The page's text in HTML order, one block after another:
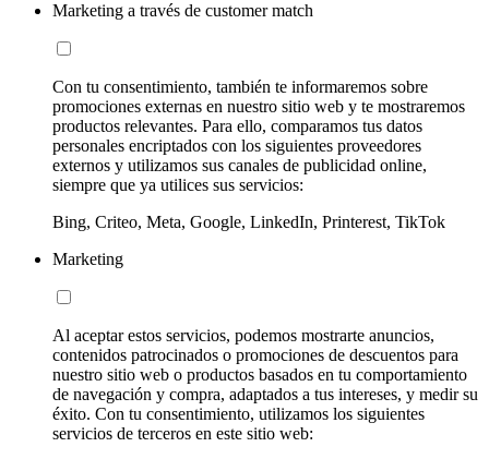
Marketing a través de customer match
Con tu consentimiento, también te informaremos sobre
promociones externas en nuestro sitio web y te mostraremos
productos relevantes. Para ello, comparamos tus datos
personales encriptados con los siguientes proveedores
externos y utilizamos sus canales de publicidad online,
siempre que ya utilices sus servicios:
Bing, Criteo, Meta, Google, LinkedIn, Printerest, TikTok
Marketing
Al aceptar estos servicios, podemos mostrarte anuncios,
contenidos patrocinados o promociones de descuentos para
nuestro sitio web o productos basados en tu comportamiento
de navegación y compra, adaptados a tus intereses, y medir su
éxito. Con tu consentimiento, utilizamos los siguientes
servicios de terceros en este sitio web: